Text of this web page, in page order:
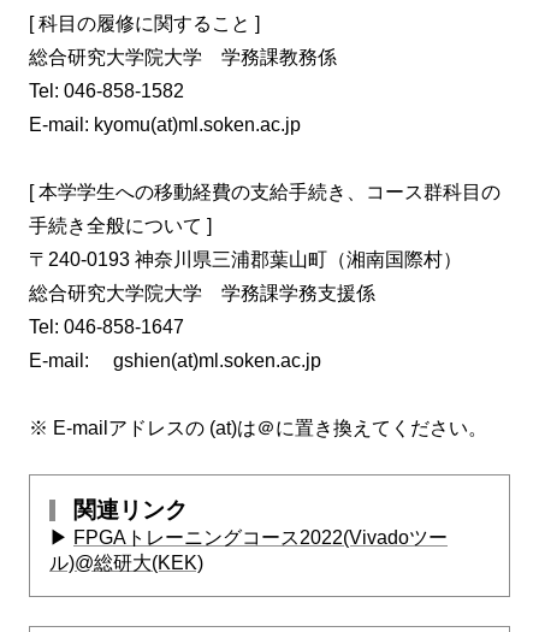
[ 科目の履修に関すること ]
総合研究大学院大学 学務課教務係
Tel: 046-858-1582
E-mail: kyomu(at)ml.soken.ac.jp
[ 本学学生への移動経費の支給手続き、コース群科目の
手続き全般について ]
〒240-0193 神奈川県三浦郡葉山町（湘南国際村）
総合研究大学院大学 学務課学務支援係
Tel: 046-858-1647
E-mail: gshien(at)ml.soken.ac.jp
※ E-mailアドレスの (at)は＠に置き換えてください。
関連リンク
▶ FPGAトレーニングコース2022(Vivadoツー
ル)@総研大(KEK)